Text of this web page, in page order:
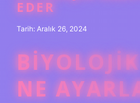
EDER
Tarih: Aralık 26, 2024
NE